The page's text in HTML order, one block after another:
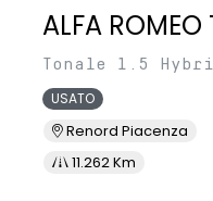
ALFA
Tonale 1.5
USATO
Renord Piacenza
11.262 Km